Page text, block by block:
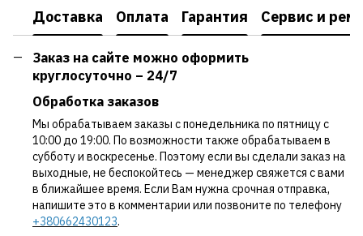
Доставка Оплата Гарантия Сервис и
Заказ на сайте можно оформить
круглосуточно – 24/7
Обработка заказов
Мы обрабатываем заказы с понедельника по пятницу с
10:00 до 19:00. По возможности также обрабатываем в
субботу и воскресенье. Поэтому если вы сделали заказ на
выходные, не беспокойтесь — менеджер свяжется с вами
в ближайшее время. Если Вам нужна срочная отправка,
напишите это в комментарии или позвоните по телефону
+380662430123.